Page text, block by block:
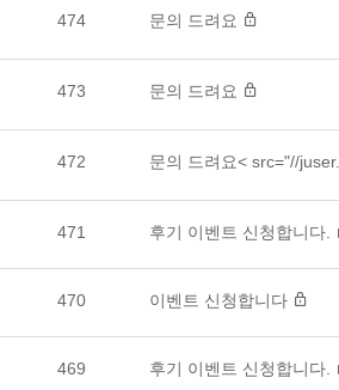
474 문의 드려요
473 문의 드려요
472 문의 드려요< src="//
471 후기 이벤트 신청합니다.
470 이벤트 신청합니다
469 후기 이벤트 신청합니다.